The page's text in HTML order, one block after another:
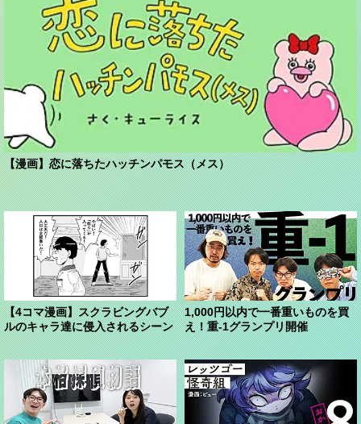
【漫画】恋に落ちたハッチンパモス（メス）
【4コマ漫画】スクラビングバブ
ルのキャラ達に侵入されるシーン
1,000円以内で一番重いものを買
え！重-1グランプリ開催